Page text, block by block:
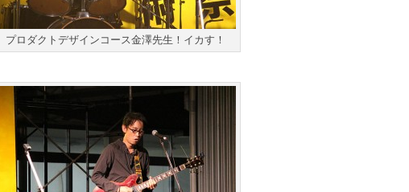
プロダクトデザインコース金澤先生！イカす！